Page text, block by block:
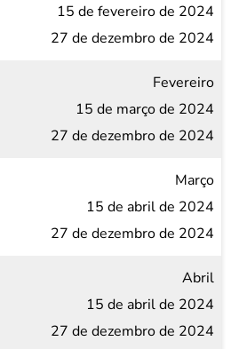
15 de fevereiro de 2024
27 de dezembro de 2024
Fevereiro
15 de março de 2024
27 de dezembro de 2024
Março
15 de abril de 2024
27 de dezembro de 2024
Abril
15 de abril de 2024
27 de dezembro de 2024